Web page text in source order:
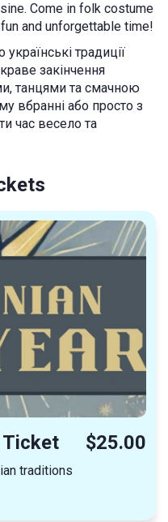
Come in folk costume
and unforgettable time!
традиції
закінчення
танцями та смачною
вбранні або просто з
час весело та
Ticket $25.00
traditions